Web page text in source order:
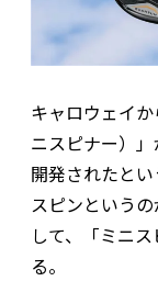
キャロウェイ
ニスピナー）
開発されたと
スピンという
して、「ミニ
る。